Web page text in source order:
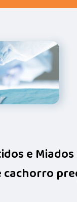
e Miados